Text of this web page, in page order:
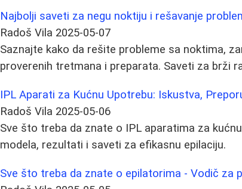
Najbolji saveti za negu noktiju i rešavanje
Radoš Vila 2025-05-07
Saznajte kako da rešite probleme sa noktima,
proverenih tretmana i preparata. Saveti za brži
IPL Aparati za Kućnu Upotrebu: Iskustva,
Radoš Vila 2025-05-06
Sve što treba da znate o IPL aparatima za
modela, rezultati i saveti za efikasnu epilaciju.
Sve što treba da znate o epilatorima - Vodič za